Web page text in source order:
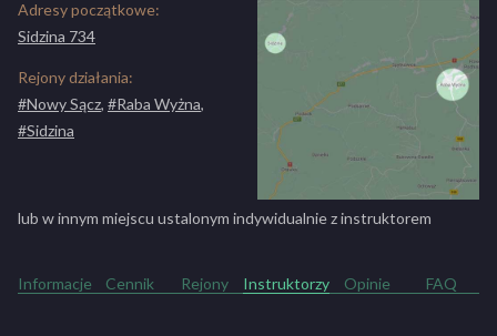
Adresy początkowe:
Sidzina 734
Rejony działania:
#Nowy Sącz, #Raba Wyżna,
#Sidzina
lub w innym miejscu ustalonym indywidualnie z instruktorem
Informacje Cennik Rejony Instruktorzy Opinie FAQ